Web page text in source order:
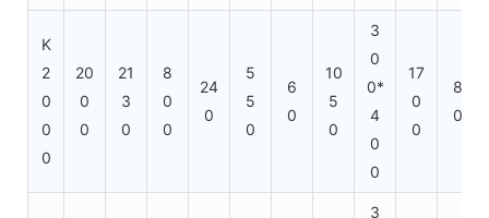
K
2
0
0
0
20
0
0
21
3
0
8
0
0
24
0
5
5
0
6
0
10
5
0
3
0
0*
4
0
0
17
0
0
8
0
3